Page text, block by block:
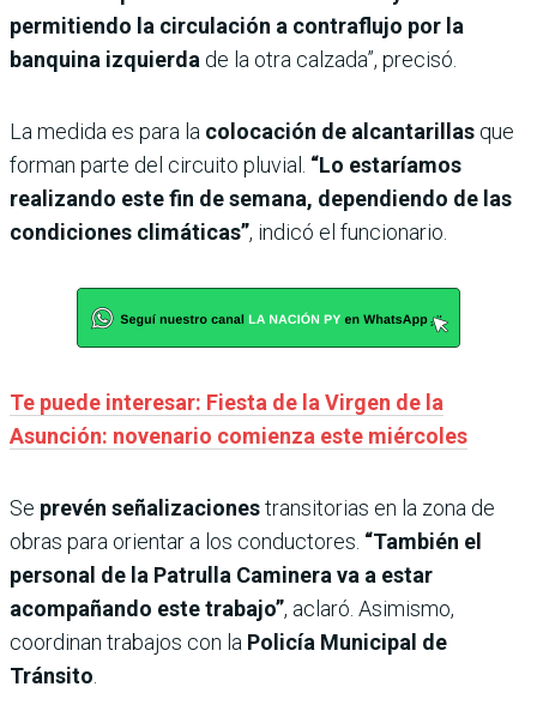
permitiendo la circulación a contraflujo por la
banquina izquierda de la otra calzada”, precisó.
La medida es para la colocación de alcantarillas que
forman parte del circuito pluvial. “Lo estaríamos
realizando este fin de semana, dependiendo de las
condiciones climáticas”, indicó el funcionario.
Te puede interesar: Fiesta de la Virgen de la
Asunción: novenario comienza este miércoles
Se prevén señalizacionestransitorias en la zona de
obras para orientar a los conductores. “También el
personal de la Patrulla Caminera va a estar
acompañando este trabajo”, aclaró. Asimismo,
coordinan trabajos con la Policía Municipal de
Tránsito